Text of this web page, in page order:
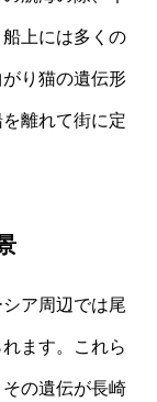
上には多くの
り猫の遺伝形
離れて街に定
ア周辺では尾
ます。これら
の遺伝が長崎